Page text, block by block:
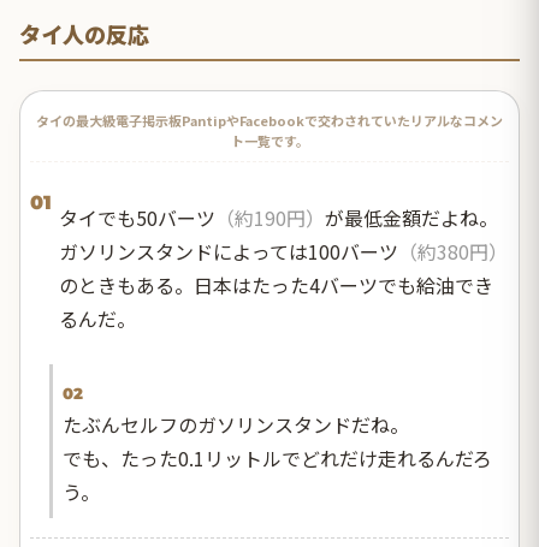
タイ人の反応
タイの最大級電子掲示板PantipやFacebookで交わされていたリアルなコメン
ト一覧です。
01
タイでも50バーツ （約190円） が最低金額だよね。
ガソリンスタンドによっては100バーツ （約380円）
のときもある。日本はたった4バーツでも給油でき
るんだ。
02
たぶんセルフのガソリンスタンドだね。
でも、たった0.1リットルでどれだけ走れるんだろ
う。